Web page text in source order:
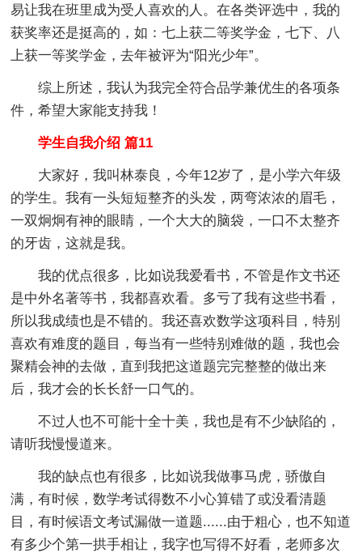
易让我在班里成为受人喜欢的人。在各类评选中，我的
获奖率还是挺高的，如：七上获二等奖学金，七下、八
上获一等奖学金，去年被评为“阳光少年”。
综上所述，我认为我完全符合品学兼优生的各项条
件，希望大家能支持我！
学生自我介绍 篇11
大家好，我叫林泰良，今年12岁了，是小学六年级
的学生。我有一头短短整齐的头发，两弯浓浓的眉毛，
一双炯炯有神的眼睛，一个大大的脑袋，一口不太整齐
的牙齿，这就是我。
我的优点很多，比如说我爱看书，不管是作文书还
是中外名著等书，我都喜欢看。多亏了我有这些书看，
所以我成绩也是不错的。我还喜欢数学这项科目，特别
喜欢有难度的题目，每当有一些特别难做的题，我也会
聚精会神的去做，直到我把这道题完完整整的做出来
后，我才会的长长舒一口气的。
不过人也不可能十全十美，我也是有不少缺陷的，
请听我慢慢道来。
我的缺点也有很多，比如说我做事马虎，骄傲自
满，有时候，数学考试得数不小心算错了或没看清题
目，有时候语文考试漏做一道题......由于粗心，也不知道
有多少个第一拱手相让，我字也写得不好看，老师多次